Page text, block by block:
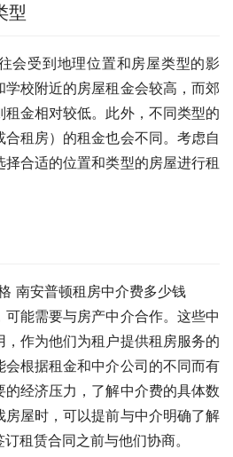
型
会受到地理位置和房屋类型的影
校附近的房屋租金会较高，而郊
金相对较低。此外，不同类型的
租房）的租金也会不同。考虑自
合适的位置和类型的房屋进行租
能需要与房产中介合作。这些中
作为他们为租户提供租房服务的
会根据租金和中介公司的不同而有
的经济压力，了解中介费的具体数
屋时，可以提前与中介明确了解
租赁合同之前与他们协商。